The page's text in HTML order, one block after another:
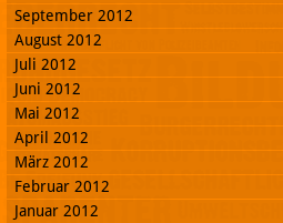
September 2012
August 2012
Juli 2012
Juni 2012
Mai 2012
April 2012
März 2012
Februar 2012
Januar 2012